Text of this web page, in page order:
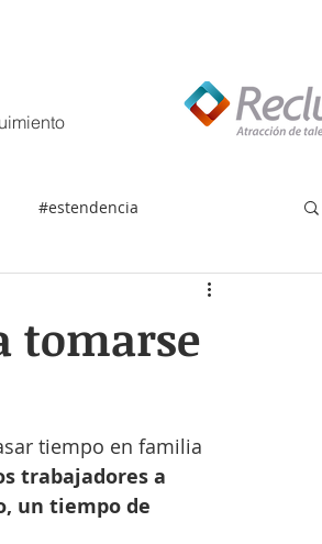
#estendencia
tomarse
tiempo en familia
trabajadores a
un tiempo de